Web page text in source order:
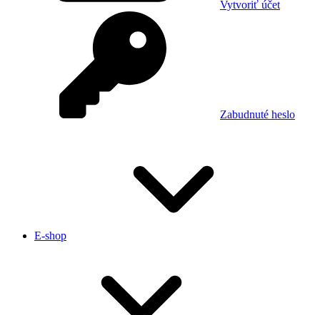
Vytvoriť účet
Zabudnuté heslo
E-shop